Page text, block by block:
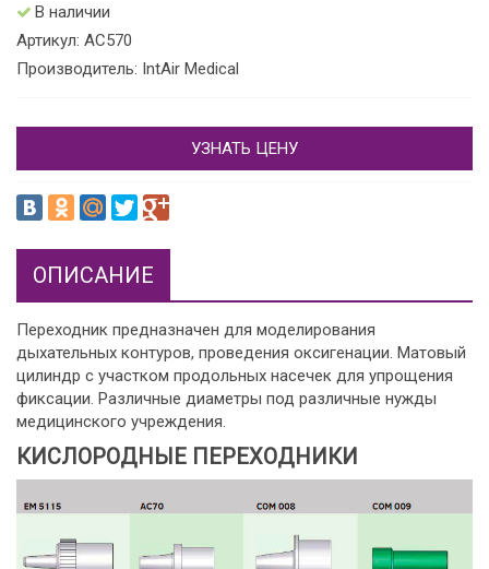
В наличии
Артикул: AC570
Производитель: IntAir Medical
УЗНАТЬ ЦЕНУ
ОПИСАНИЕ
Переходник предназначен для моделирования
дыхательных контуров, проведения оксигенации. Матовый
цилиндр с участком продольных насечек для упрощения
фиксации. Различные диаметры под различные нужды
медицинского учреждения.
КИСЛОРОДНЫЕ ПЕРЕХОДНИКИ